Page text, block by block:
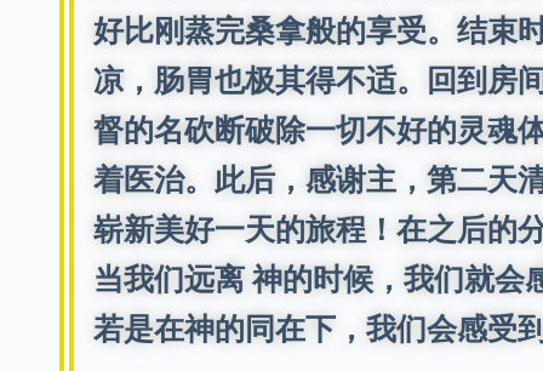
好比刚蒸完桑拿般的享受。结束
凉，肠胃也极其得不适。回到房
督的名砍断破除一切不好的灵魂
着医治。此后，感谢主，第二天
崭新美好一天的旅程！在之后的
当我们远离 神的时候，我们就
若是在神的同在下，我们会感受